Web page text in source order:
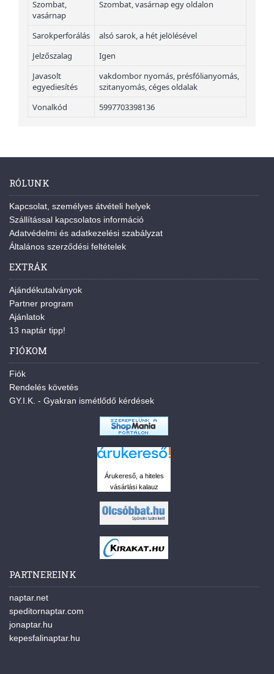
Szombat,
vasárnap
Szombat, vasárnap egy oldalon
Sarokperforálás
alsó sarok, a hét jelölésével
Jelzőszalag
Igen
Javasolt
egyediesítés
vakdombor nyomás, présfólianyomás,
szitanyomás, céges oldalak
Vonalkód
5997703398136
RÓLUNK
Kapcsolat, személyes átvételi helyek
Szállítással kapcsolatos információ
Adatvédelmi és adatkezelési szabályzat
Általános szerződési feltételek
EXTRÁK
Ajándékutalványok
Partner program
Ajánlatok
13 naptár tipp!
FIÓKOM
Fiók
Rendelés követés
GY.I.K. - Gyakran ismétlődő kérdések
Árukereső, a hiteles
vásárlási kalauz
PARTNEREINK
naptar.net
speditornaptar.com
jonaptar.hu
kepesfalinaptar.hu